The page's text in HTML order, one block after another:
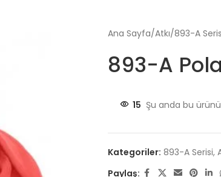
Ana Sayfa/Atkı/893-A
893-A
15 Şu anda bu
Kategoriler: 893-A Serisi,
Paylaş: